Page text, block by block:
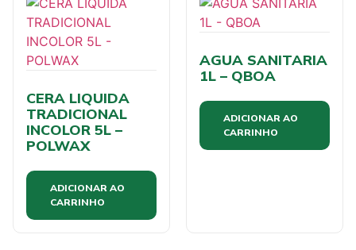
CERA LIQUIDA
TRADICIONAL
INCOLOR 5L –
POLWAX
ADICIONAR AO
CARRINHO
AGUA SANITARIA
1L – QBOA
ADICIONAR AO
CARRINHO